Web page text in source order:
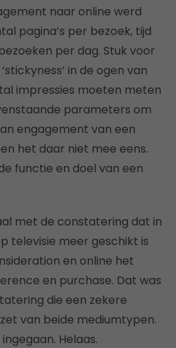
naar online werd
pagina’s per bezoek, tijd
per dag. Stuk voor
in de ogen van
impressies moeten meten
parameters om
engagement van een
het daar niet mee eens.
functie en doel van een
met de constatering dat in
televisie meer geschikt is
en online het
en purchase. Dat was
die een zekere
van beide mediumtypen.
Helaas.